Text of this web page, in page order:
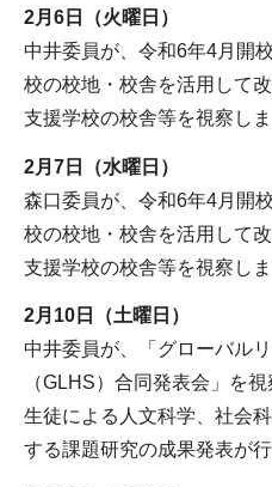
2月6日（火曜日）
中井委員が、令和6年4月開
校の校地・校舎を活用して
支援学校の校舎等を視察しま
2月7日（水曜日）
森口委員が、令和6年4月開
校の校地・校舎を活用して
支援学校の校舎等を視察しま
2月10日（土曜日）
中井委員が、「グローバル
（GLHS）合同発表会」を
生徒による人文科学、社会
する課題研究の成果発表が行